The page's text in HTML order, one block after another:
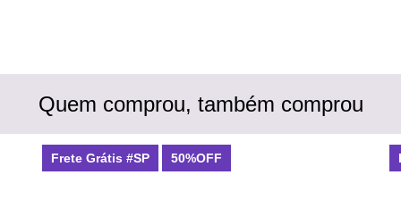
Quem comprou, também comprou
Frete Grátis #SP 50%OFF